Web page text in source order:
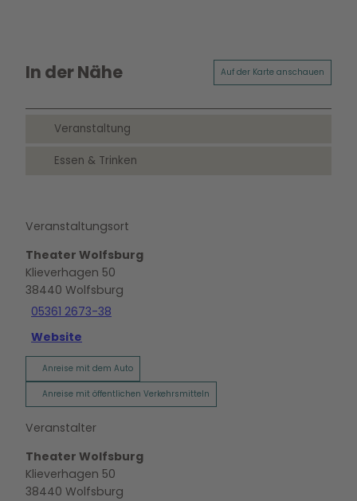
In der Nähe Auf der Karte anschauen
Veranstaltung
Essen & Trinken
Veranstaltungsort
Theater Wolfsburg
Klieverhagen 50
38440 Wolfsburg
05361 2673-38
Website
Anreise mit dem Auto
Anreise mit öffentlichen Verkehrsmitteln
Veranstalter
Theater Wolfsburg
Klieverhagen 50
38440 Wolfsburg